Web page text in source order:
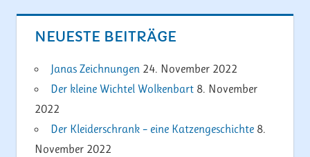
NEUESTE BEITRÄGE
Janas Zeichnungen 24. November 2022
Der kleine Wichtel Wolkenbart 8. November
2022
Der Kleiderschrank – eine Katzengeschichte 8.
November 2022